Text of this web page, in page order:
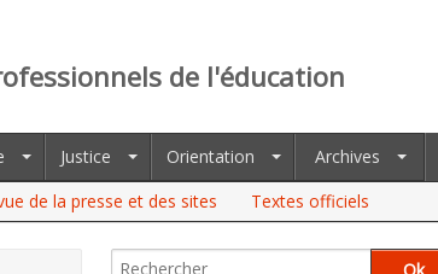
de l'éducation
Justice Orientation
Archives
de la presse et des sites Textes officiels